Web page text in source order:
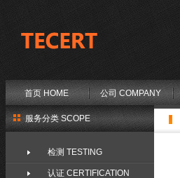
首页 HOME 公司 COMPANY
服务分类 SCOPE
检测 TESTING
认证 CERTIFICATION